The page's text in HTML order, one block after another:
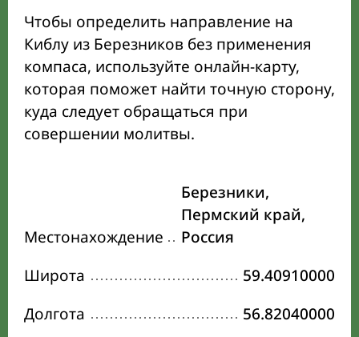
Чтобы определить направление на
Киблу из Березников без применения
компаса, используйте онлайн-карту,
которая поможет найти точную сторону,
куда следует обращаться при
совершении молитвы.
Местонахождение
Березники,
Пермский край,
Россия
Широта
59.40910000
Долгота
56.82040000